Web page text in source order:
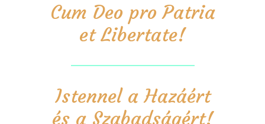
Cum Deo pro Patria
et Libertate!
Istennel a Hazáért
és a Szabadságért!